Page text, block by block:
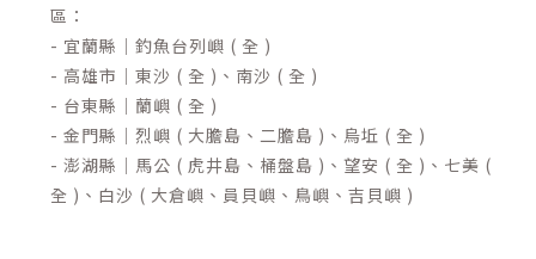
區：
- 宜蘭縣｜釣魚台列嶼 ( 全 )
- 高雄市｜東沙 ( 全 )、南沙 ( 全 )
- 台東縣｜蘭嶼 ( 全 )
- 金門縣｜烈嶼 ( 大膽島、二膽島 )、烏坵 ( 全 )
- 澎湖縣｜馬公 ( 虎井島、桶盤島 )、望安 ( 全 )、七美 (
全 )、白沙 ( 大倉嶼、員貝嶼、鳥嶼、吉貝嶼 )